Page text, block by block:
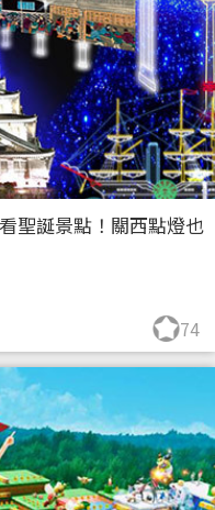
聖誕景點！關西點燈也
74